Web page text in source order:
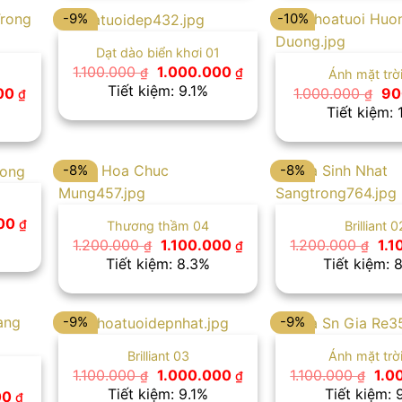
₫Giá
là:
1.050.000 ₫.
-9%
Dạt dào biển khơi 01
1.100.000₫ Giá
gốc
là:
1.000.000₫Giá
là:
1.000.000 ₫.
Tiết kiệm: 9.1%
-10%
Ánh mặt
1.000.000₫
là:
Tiết kiệm:
₫Giá
hiện
là:
1.100.000 ₫.
-8%
Thương thầm 04
1.200.000₫ Giá
gốc
là:
1.100.000₫Giá
là:
1.100.000 ₫.
Tiết kiệm: 8.3%
-8%
Brilliant
1.200.000₫ Giá
gốc
là:
Tiết kiệm:
₫Giá
-9%
Brilliant 03
1.100.000₫ Giá
gốc
1.000.000₫Giá
Tiết kiệm: 9.1%
-9%
Ánh mặt
1.100.000₫ Giá
gốc
Tiết kiệm: